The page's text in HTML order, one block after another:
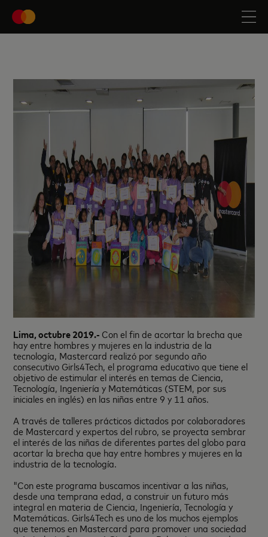
Lima, octubre 2019.- Con el fin de acortar la brecha que
hay entre hombres y mujeres en la industria de la
tecnología, Mastercard realizó por segundo año
consecutivo Girls4Tech, el programa educativo que tiene el
objetivo de estimular el interés en temas de Ciencia,
Tecnología, Ingeniería y Matemáticas (STEM, por sus
iniciales en inglés) en las niñas entre 9 y 11 años.
A través de talleres prácticos dictados por colaboradores
de Mastercard y expertos del rubro, se proyecta sembrar
el interés de las niñas de diferentes partes del globo para
acortar la brecha que hay entre hombres y mujeres en la
industria de la tecnología.
"Con este programa buscamos incentivar a las niñas,
desde una temprana edad, a construir un futuro más
integral en materia de Ciencia, Ingeniería, Tecnología y
Matemáticas. Girls4Tech es uno de los muchos ejemplos
que tenemos en Mastercard para promover una sociedad